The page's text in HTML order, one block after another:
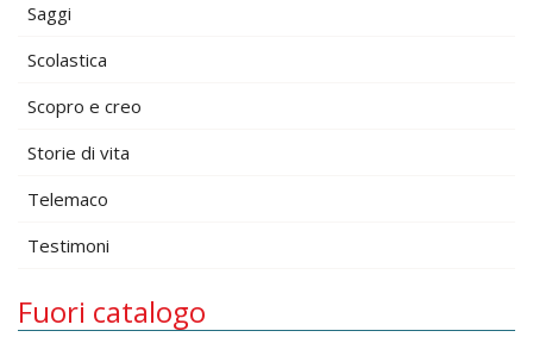
Saggi
Scolastica
Scopro e creo
Storie di vita
Telemaco
Testimoni
Fuori catalogo